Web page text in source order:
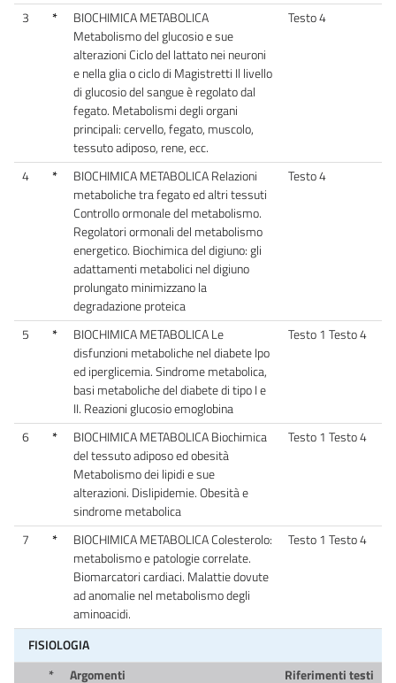
3 *
BIOCHIMICA METABOLICA
Metabolismo del glucosio e sue
alterazioni Ciclo del lattato nei neuroni
e nella glia o ciclo di Magistretti Il livello
di glucosio del sangue è regolato dal
fegato. Metabolismi degli organi
principali: cervello, fegato, muscolo,
tessuto adiposo, rene, ecc.
Testo 4
4 *
BIOCHIMICA METABOLICA Relazioni
metaboliche tra fegato ed altri tessuti
Controllo ormonale del metabolismo.
Regolatori ormonali del metabolismo
energetico. Biochimica del digiuno: gli
adattamenti metabolici nel digiuno
prolungato minimizzano la
degradazione proteica
Testo 4
5 *
BIOCHIMICA METABOLICA Le
disfunzioni metaboliche nel diabete Ipo
ed iperglicemia. Sindrome metabolica,
basi metaboliche del diabete di tipo I e
II. Reazioni glucosio emoglobina
Testo 1 Testo 4
6 *
BIOCHIMICA METABOLICA Biochimica
del tessuto adiposo ed obesità
Metabolismo dei lipidi e sue
alterazioni. Dislipidemie. Obesità e
sindrome metabolica
Testo 1 Testo 4
7 *
BIOCHIMICA METABOLICA Colesterolo:
metabolismo e patologie correlate.
Biomarcatori cardiaci. Malattie dovute
ad anomalie nel metabolismo degli
aminoacidi.
Testo 1 Testo 4
FISIOLOGIA
*
Argomenti Riferimenti testi